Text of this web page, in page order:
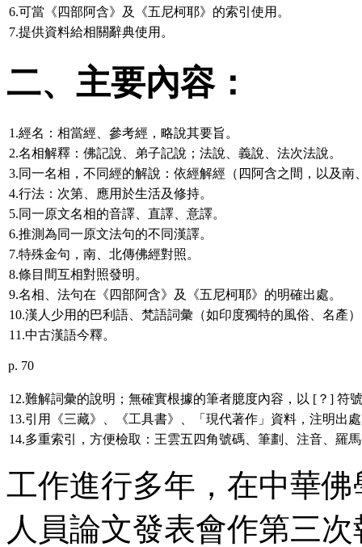
6.可當《四部阿含》及《五尼柯耶》的索引使用。
7.提供資料給相關辭典使用。
二、主要內容：
1.經名：相當經、參考經，略說其要旨。
2.名相解釋：佛記說、弟子記說；法說、義說、法次法說。
3.同一名相，不同經的解說：依經解經（四阿含之間，以及南
4.行法：次第、應用於生活及修持。
5.同一原文名相的音譯、直譯、意譯。
6.推測為同一原文法句的不同漢譯。
7.特殊金句，南、北傳佛經對照。
8.條目間互相對照發明。
9.名相、法句在《四部阿含》及《五尼柯耶》的明確出處。
10.漢人少用的巴利語、梵語詞彙（如印度獨特的風俗、名產
11.中古漢語今釋。
p. 70
12.難解詞彙的說明；無確實根據的筆者臆度內容，以 [？] 符
13.引用《三藏》、《工具書》、「現代著作」資料，注明出
14.多重索引，方便檢取：王雲五四角號碼、筆劃、注音、羅
工作進行多年，在中華
人員論文發表會作第三